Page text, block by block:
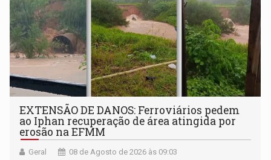
EXTENSÃO DE DANOS: Ferroviários pedem
ao Iphan recuperação de área atingida por
erosão na EFMM
Geral 08 de Agosto de 2026 às 09:03